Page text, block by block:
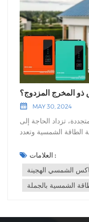
ذو المخرج المزدوج؟
MAY 30, 2024
تزداد الحاجة إلى
الطاقة الشمسية وتعدد
من قدرات فريدة. تستكشف
وكيفية دمجه مع
الحصول على محولات
حجماً. ما هو العاكس ذو
مرونة أكبر في إدارة
العلامات :
الشمسي الهجينة
الشمسية بالجملة